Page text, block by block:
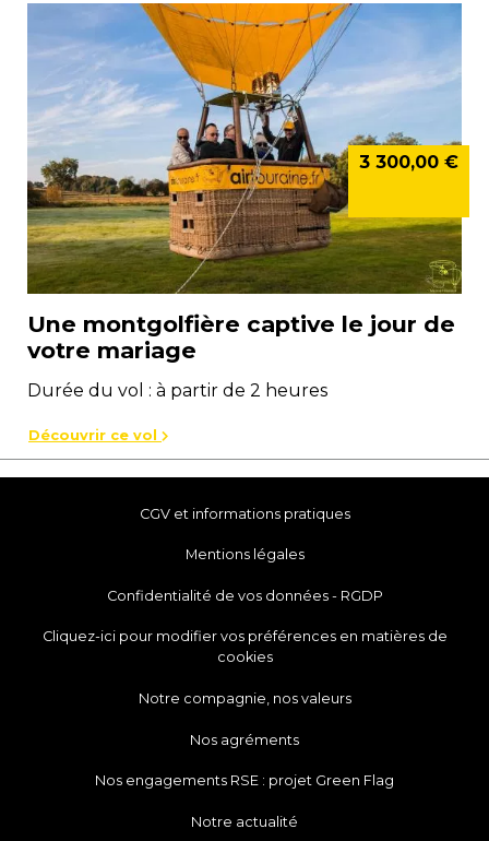
Une montgolfière captive le jour de
votre mariage
Durée du vol : à partir de 2 heures
3 300,00 €
Découvrir ce vol
CGV et informations pratiques
Mentions légales
Confidentialité de vos données - RGDP
Cliquez-ici pour modifier vos préférences en matières de
cookies
Notre compagnie, nos valeurs
Nos agréments
Nos engagements RSE : projet Green Flag
Notre actualité